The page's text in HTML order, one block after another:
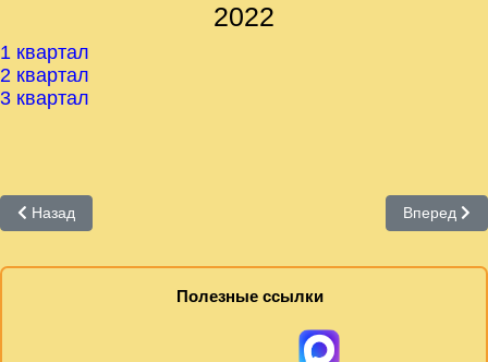
2022
1 квартал
2 квартал
3 квартал
Предыдущий: «Говорящие» книги на CD
Назад Вперед
Полезные ссылки